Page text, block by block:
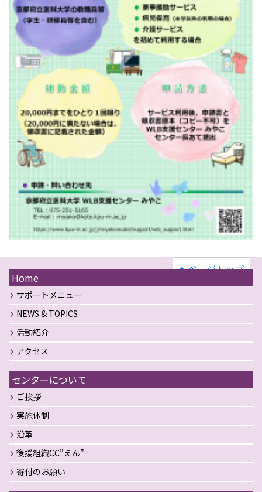
ページトップ
Home
サポートメニュー
NEWS & TOPICS
活動紹介
アクセス
センターについて
ご挨拶
実施体制
沿革
後援組織CC”えん”
寄付のお願い